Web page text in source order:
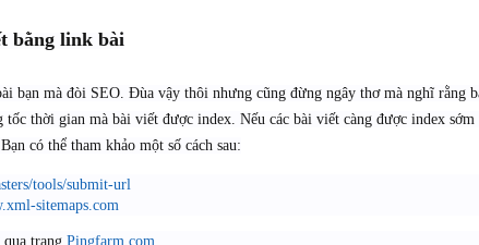
bằng link bài
mà đòi SEO. Đùa vậy thôi nhưng cũng đừng ngây thơ mà nghĩ rằng
thời gian mà bài viết được index. Nếu các bài viết càng được index
có thể tham khảo một số cách sau:
tools/submit-url
sitemaps.com
trang Pingfarm.com